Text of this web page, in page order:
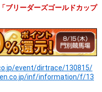
リーダーズゴールドカップ
event/dirtrace/130815/
inf/information/f/13